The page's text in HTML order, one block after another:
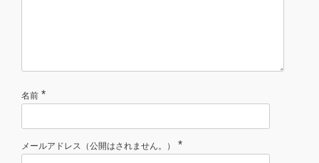
名前 *
メールアドレス（公開はされません。） *